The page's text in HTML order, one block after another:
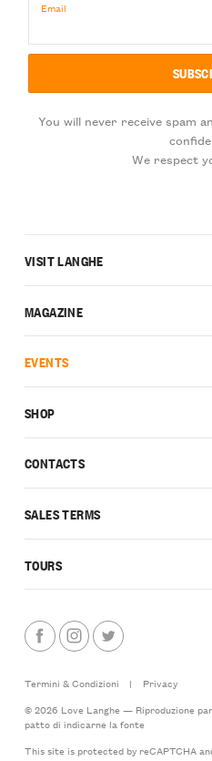
Email
You will never receive spam
We respect
CONTACTS
SALES TERMS
TOURS
VISIT LANGHE
MAGAZINE
EVENTS
SHOP
Termini & Condizioni |
Privacy
© 2026 Love Langhe — Riproduzione
patto di indicarne la fonte
This site is protected by reCAPTCHA